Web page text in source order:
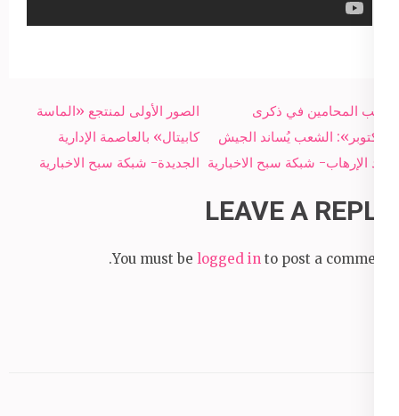
Post
navigation
الصور الأولى لمنتجع «الماسة
كابيتال» بالعاصمة الإدارية
الجديدة- شبكة سبح الاخبارية
نقيب المحامين في ذكرى
«أكتوبر»: الشعب يُساند الجيش
ضد الإرهاب- شبكة سبح الاخبارية
LEAVE A REPLY
You must be logged in to post a comment.